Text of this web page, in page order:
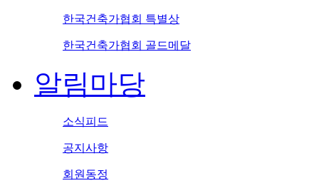
한국건축가협회 특별상
한국건축가협회 골드메달
알림마당
소식피드
공지사항
회원동정